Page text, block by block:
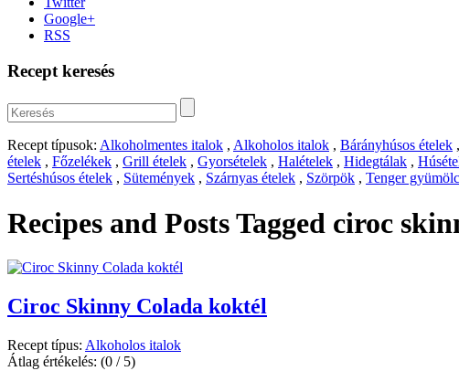
Google+
RSS
Recept keresés
Recept típusok: Alkoholmentes italok , Alkoholos italok , Bárányhúsos ételek ,
ételek , Főzelékek , Grill ételek , Gyorsételek , Halételek , Hidegtálak ,
Sertéshúsos ételek , Sütemények , Szárnyas ételek , Szörpök , Tenger
Recipes and Posts Tagged ciroc
Ciroc Skinny Colada koktél
Recept típus: Alkoholos italok
Átlag értékelés: (0 / 5)